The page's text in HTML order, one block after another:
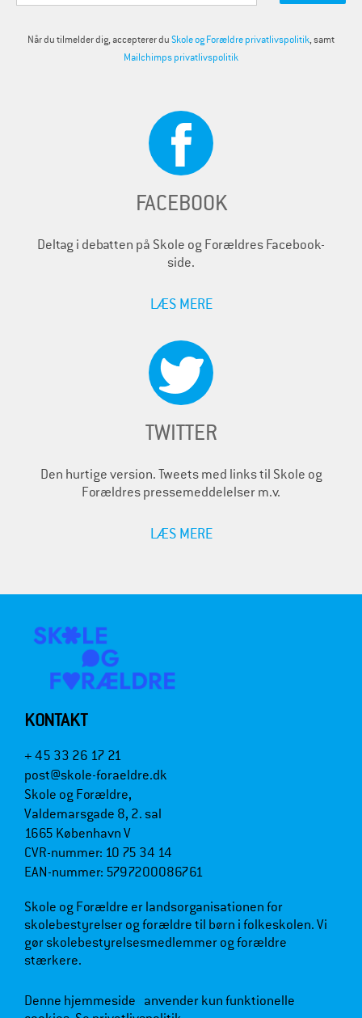
Når du tilmelder dig, accepterer duSkole og Forældre privatlivspolitik, samt
Mailchimps privatlivspolitik
FACEBOOK
Deltag i debatten på Skole og Forældres Facebook-
side.
LÆS MERE
TWITTER
Den hurtige version. Tweets med links til Skole og
Forældres pressemeddelelser m.v.
LÆS MERE
KONTAKT
+ 45 33 26 17 21
post@skole-foraeldre.dk
Skole og Forældre,
Valdemarsgade 8, 2. sal
1665 København V
CVR-nummer: 10 75 34 14
EAN-nummer: 5797200086761
Skole og Forældre er landsorganisationen for
skolebestyrelser og forældre til børn i folkeskolen. Vi
gør skolebestyrelsesmedlemmer og forældre
stærkere.
Denne hjemmeside anvender kun funktionelle